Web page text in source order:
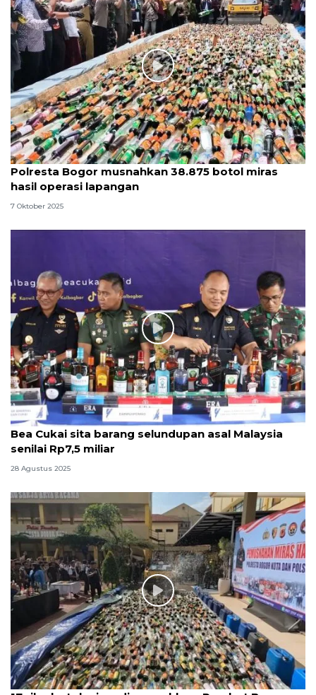
Polresta Bogor musnahkan 38.875 botol miras
hasil operasi lapangan
7 Oktober 2025
Bea Cukai sita barang selundupan asal Malaysia
senilai Rp7,5 miliar
28 Agustus 2025